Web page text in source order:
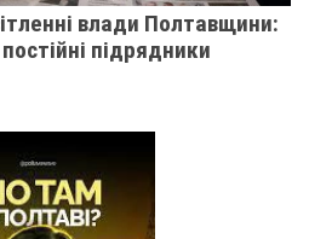
влади Полтавщини:
підрядники